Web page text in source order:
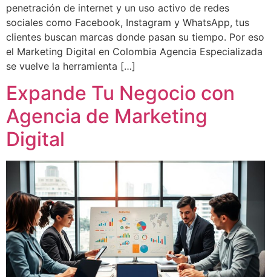
penetración de internet y un uso activo de redes
sociales como Facebook, Instagram y WhatsApp, tus
clientes buscan marcas donde pasan su tiempo. Por eso
el Marketing Digital en Colombia Agencia Especializada
se vuelve la herramienta […]
Expande Tu Negocio con
Agencia de Marketing
Digital